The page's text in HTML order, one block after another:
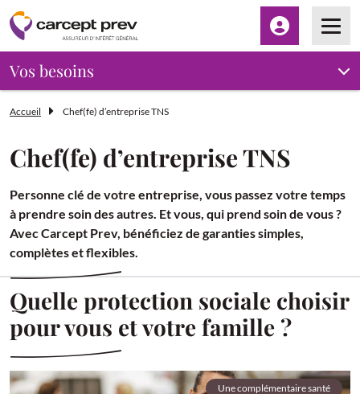
Espace client
Vos besoins
Accueil Chef(fe) d’entreprise TNS
Chef(fe) d’entreprise TNS
Personne clé de votre entreprise, vous passez votre temps
à prendre soin des autres. Et vous, qui prend soin de vous ?
Avec Carcept Prev, bénéficiez de garanties simples,
complètes et flexibles.
Quelle protection sociale choisir
pour vous et votre famille ?
Une complémentaire santé